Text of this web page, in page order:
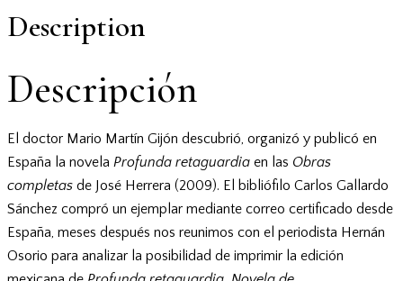
Description
Descripción
El doctor Mario Martín Gijón descubrió, organizó y publicó en
España la novela Profunda retaguardia en las Obras
completas de José Herrera (2009). El bibliófilo Carlos Gallardo
Sánchez compró un ejemplar mediante correo certificado desde
España, meses después nos reunimos con el periodista Hernán
Osorio para analizar la posibilidad de imprimir la edición